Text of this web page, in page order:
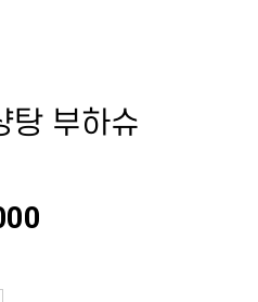
탕 부하슈